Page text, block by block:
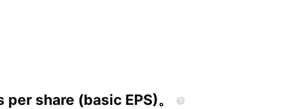
per share (basic EPS)。